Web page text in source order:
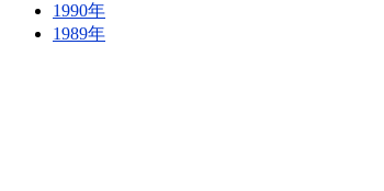
1990年
1989年